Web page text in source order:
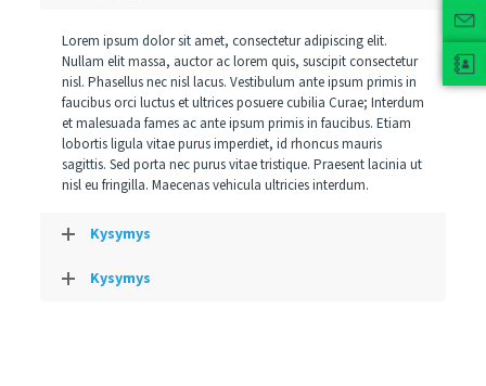
Lorem ipsum dolor sit amet, consectetur adipiscing elit.
Nullam elit massa, auctor ac lorem quis, suscipit consectetur
nisl. Phasellus nec nisl lacus. Vestibulum ante ipsum primis in
faucibus orci luctus et ultrices posuere cubilia Curae; Interdum
et malesuada fames ac ante ipsum primis in faucibus. Etiam
lobortis ligula vitae purus imperdiet, id rhoncus mauris
sagittis. Sed porta nec purus vitae tristique. Praesent lacinia ut
nisl eu fringilla. Maecenas vehicula ultricies interdum.
Kysymys
Kysymys